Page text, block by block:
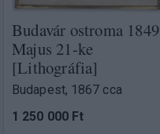
Budavár ostroma 1849
Majus 21-ke
[Lithográfia]
Budapest, 1867 cca
1 250 000 Ft